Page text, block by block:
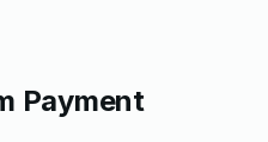
Payment